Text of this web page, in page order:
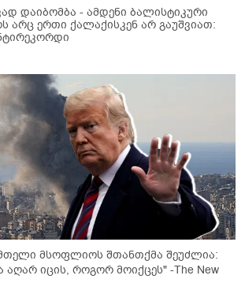
დაიბომბა - ამდენი ბალისტიკური
არც ერთი ქალაქისკენ არ გაუშვიათ:
მსოფლიოს შთანთქმა შეუძლია:
იცის, როგორ მოიქცეს" -The New